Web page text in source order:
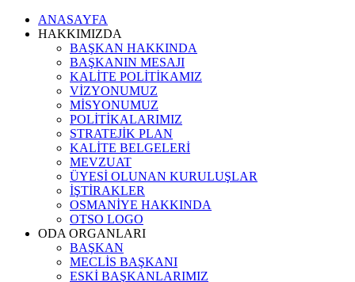
ANASAYFA
HAKKIMIZDA
BAŞKAN HAKKINDA
BAŞKANIN MESAJI
KALİTE POLİTİKAMIZ
VİZYONUMUZ
MİSYONUMUZ
POLİTİKALARIMIZ
STRATEJİK PLAN
KALİTE BELGELERİ
MEVZUAT
ÜYESİ OLUNAN KURULUŞLAR
İŞTİRAKLER
OSMANİYE HAKKINDA
OTSO LOGO
ODA ORGANLARI
BAŞKAN
MECLİS BAŞKANI
ESKİ BAŞKANLARIMIZ